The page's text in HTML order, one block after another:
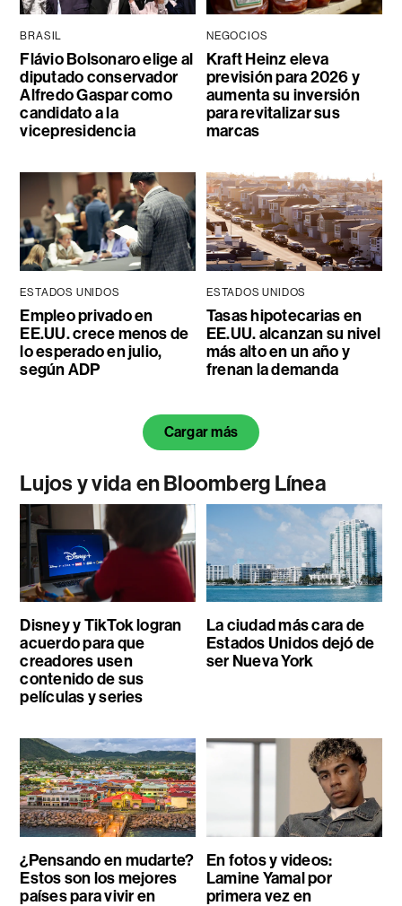
BRASIL
Flávio Bolsonaro elige al
diputado conservador
Alfredo Gaspar como
candidato a la
vicepresidencia
NEGOCIOS
Kraft Heinz eleva
previsión para 2026 y
aumenta su inversión
para revitalizar sus
marcas
ESTADOS UNIDOS
Empleo privado en
EE.UU. crece menos de
lo esperado en julio,
según ADP
ESTADOS UNIDOS
Tasas hipotecarias en
EE.UU. alcanzan su nivel
más alto en un año y
frenan la demanda
Cargar más
Lujos y vida en Bloomberg Línea
Disney y TikTok logran
acuerdo para que
creadores usen
contenido de sus
películas y series
La ciudad más cara de
Estados Unidos dejó de
ser Nueva York
¿Pensando en mudarte?
Estos son los mejores
países para vivir en
En fotos y videos:
Lamine Yamal por
primera vez en